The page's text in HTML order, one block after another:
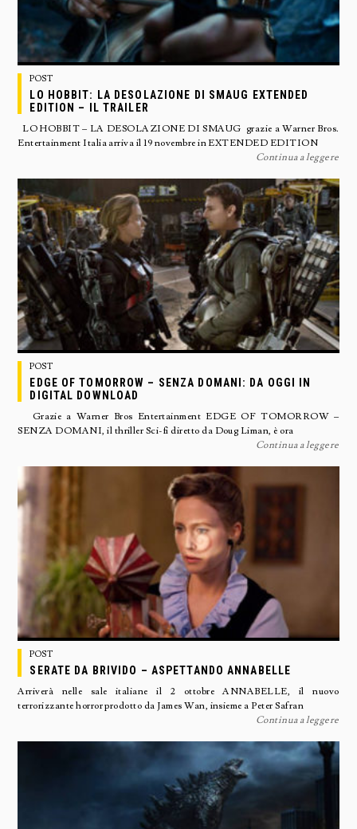
POST
LO HOBBIT: LA DESOLAZIONE DI SMAUG EXTENDED
EDITION – IL TRAILER
LO HOBBIT – LA DESOLAZIONE DI SMAUG grazie a Warner Bros.
Entertainment Italia arriva il 19 novembre in EXTENDED EDITION
Continua a leggere
POST
EDGE OF TOMORROW – SENZA DOMANI: DA OGGI IN
DIGITAL DOWNLOAD
Grazie a Warner Bros Entertainment EDGE OF TOMORROW –
SENZA DOMANI, il thriller Sci-fi diretto da Doug Liman, è ora
Continua a leggere
POST
SERATE DA BRIVIDO – ASPETTANDO ANNABELLE
Arriverà nelle sale italiane il 2 ottobre ANNABELLE, il nuovo
terrorizzante horror prodotto da James Wan, insieme a Peter Safran
Continua a leggere